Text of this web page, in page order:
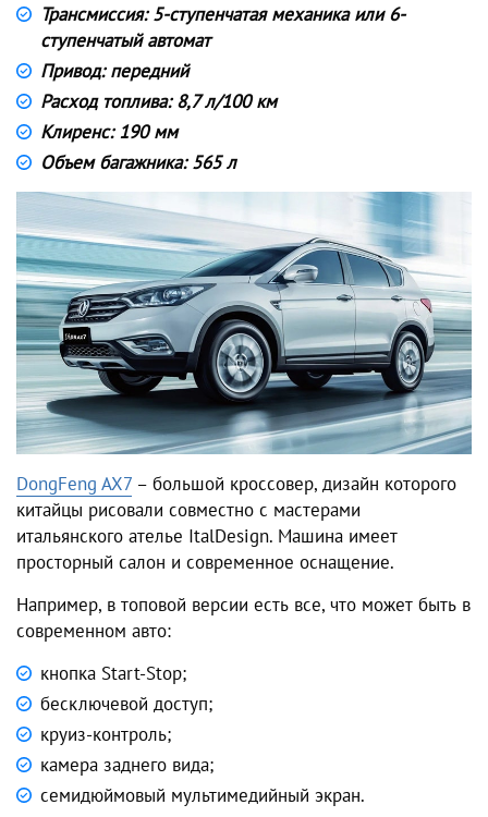
Трансмиссия: 5-ступенчатая механика или 6-
ступенчатый автомат
Привод: передний
Расход топлива: 8,7 л/100 км
Клиренс: 190 мм
Объем багажника: 565 л
DongFeng AX7 – большой кроссовер, дизайн которого
китайцы рисовали совместно с мастерами
итальянского ателье ItalDesign. Машина имеет
просторный салон и современное оснащение.
Например, в топовой версии есть все, что может быть в
современном авто:
кнопка Start-Stop;
бесключевой доступ;
круиз-контроль;
камера заднего вида;
семидюймовый мультимедийный экран.